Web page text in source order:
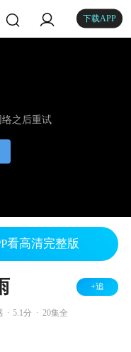
下载APP
之后重试
看高清完整版
+追
5.1分 20集全